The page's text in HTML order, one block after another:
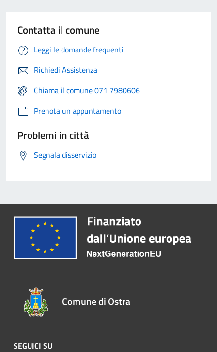
Contatta il comune
Leggi le domande frequenti
Richiedi Assistenza
Chiama il comune 071 7980606
Prenota un appuntamento
Problemi in città
Segnala disservizio
Comune di Ostra
SEGUICI SU